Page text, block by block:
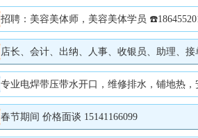
招聘：美容美体师，美容美体学员
店长、会计、出纳、人事、收银员、助理、接单
专业电焊带压带水开口，维修排水，铺地热，安
春节期间 价格面谈 15141166099